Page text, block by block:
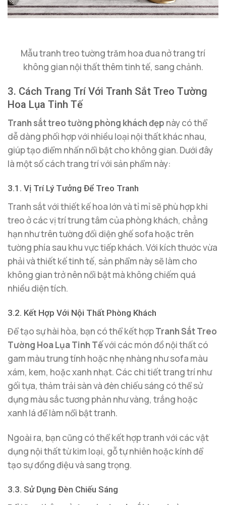
Mẫu tranh treo tường trăm hoa đua nở trang trí
không gian nội thất thêm tinh tế, sang chảnh.
3. Cách Trang Trí Với Tranh Sắt Treo Tường
Hoa Lụa Tinh Tế
Tranh sắt treo tường phòng khách đẹp này có thể
dễ dàng phối hợp với nhiều loại nội thất khác nhau,
giúp tạo điểm nhấn nổi bật cho không gian. Dưới đây
là một số cách trang trí với sản phẩm này:
3.1. Vị Trí Lý Tưởng Để Treo Tranh
Tranh sắt với thiết kế hoa lớn và tỉ mỉ sẽ phù hợp khi
treo ở các vị trí trung tâm của phòng khách, chẳng
hạn như trên tường đối diện ghế sofa hoặc trên
tường phía sau khu vực tiếp khách. Với kích thước vừa
phải và thiết kế tinh tế, sản phẩm này sẽ làm cho
không gian trở nên nổi bật mà không chiếm quá
nhiều diện tích.
3.2. Kết Hợp Với Nội Thất Phòng Khách
Để tạo sự hài hòa, bạn có thể kết hợpTranh Sắt Treo
Tường Hoa Lụa Tinh Tếvới các món đồ nội thất có
gam màu trung tính hoặc nhẹ nhàng như sofa màu
xám, kem, hoặc xanh nhạt. Các chi tiết trang trí như
gối tựa, thảm trải sàn và đèn chiếu sáng có thể sử
dụng màu sắc tương phản như vàng, trắng hoặc
xanh lá để làm nổi bật tranh.
Ngoài ra, bạn cũng có thể kết hợp tranh với các vật
dụng nội thất từ kim loại, gỗ tự nhiên hoặc kính để
tạo sự đồng điệu và sang trọng.
3.3. Sử Dụng Đèn Chiếu Sáng